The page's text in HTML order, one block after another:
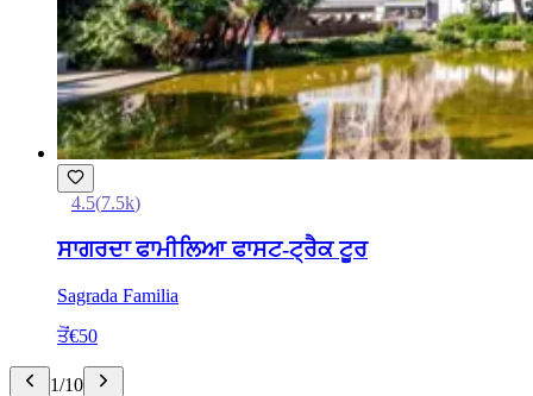
4.5(7.5k)
ਸਾਗਰਦਾ ਫਾਮੀਲਿਆ ਫਾਸਟ-ਟ੍ਰੈਕ ਟੂਰ
Sagrada Familia
ਤੋਂ€50
1/10